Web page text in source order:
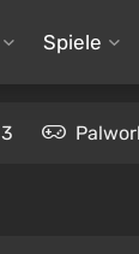
Spiele